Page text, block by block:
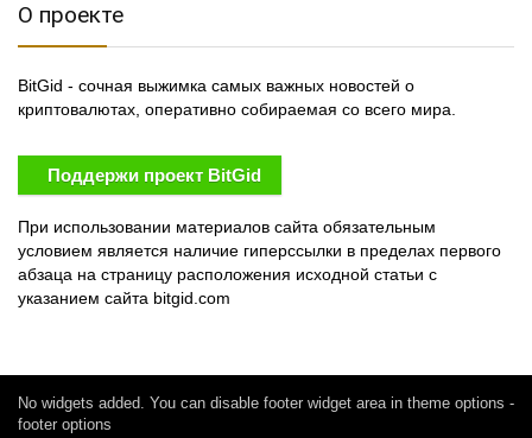
О проекте
BitGid - сочная выжимка самых важных новостей о
криптовалютах, оперативно собираемая со всего мира.
Поддержи проект BitGid
При использовании материалов сайта обязательным
условием является наличие гиперссылки в пределах первого
абзаца на страницу расположения исходной статьи с
указанием сайта bitgid.com
No widgets added. You can disable footer widget area in theme options -
footer options